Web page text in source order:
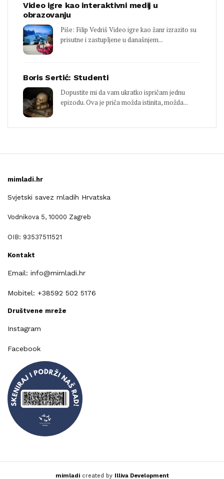
Video igre kao interaktivni medij u
obrazovanju
Piše: Filip Vedriš Video igre kao žanr izrazito su
prisutne i zastupljene u današnjem...
Boris Sertić: Studenti
Dopustite mi da vam ukratko ispričam jednu
epizodu. Ova je priča možda istinita, možda...
mimladi.hr
Svjetski savez mladih Hrvatska
Vodnikova 5, 10000 Zagreb
OIB: 93537511521
Kontakt
Email: info@mimladi.hr
Mobitel: +38592 502 5176
Društvene mreže
Instagram
Facebook
mimladicreated by Illiva Development